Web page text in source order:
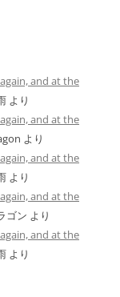
and at the
より
and at the
より
and at the
より
and at the
ゴン より
and at the
より